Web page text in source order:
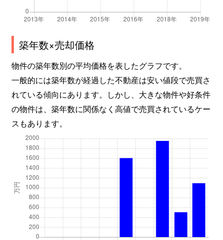
築年数×売却価格
物件の築年数別の平均価格を表したグラフです。
一般的には築年数が経過した不動産は安い値段で売買さ
れている傾向にあります。しかし、大きな物件や好条件
の物件は、築年数に関係なく高値で売買されているケー
スもあります。